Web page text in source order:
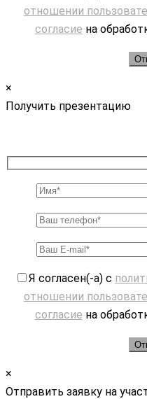
отношении
согласие на
×
Получить презентацию
Я согласен(-а) с
отношении
согласие на
×
Отправить заявку на